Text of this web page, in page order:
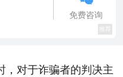
免费咨询
，对于诈骗者的判决主